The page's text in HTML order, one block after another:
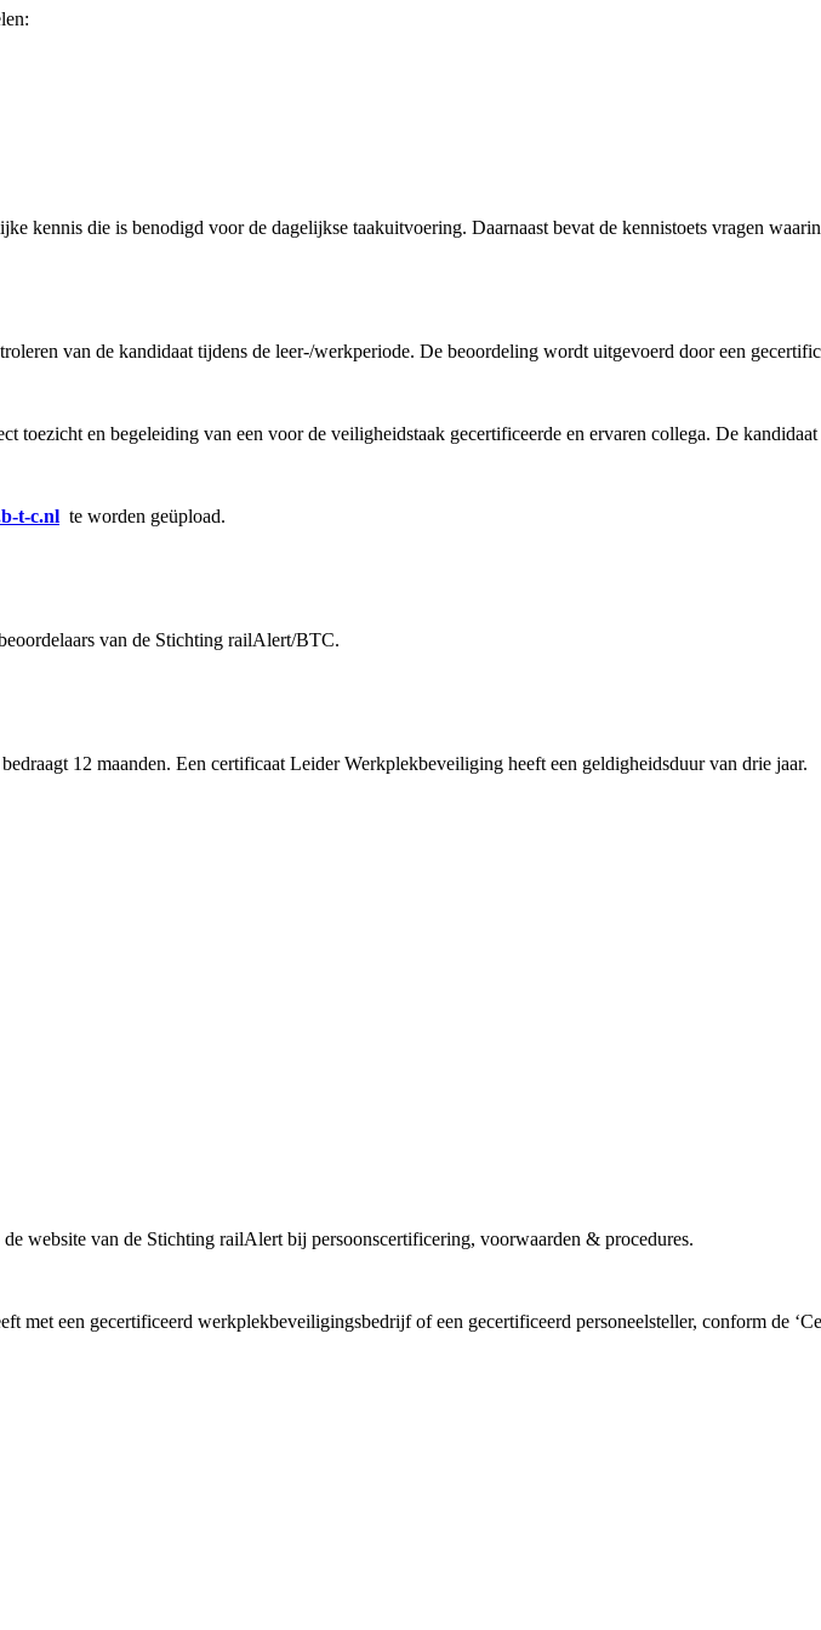
die is benodigd voor de dagelijkse taakuitvoering. Daarnaast bevat de kennistoets vragen
van de kandidaat tijdens de leer-/werkperiode. De beoordeling wordt uitgevoerd door een
en begeleiding van een voor de veiligheidstaak gecertificeerde en ervaren collega. De
t-c.nl te worden geüpload.
van de Stichting railAlert/BTC.
12 maanden. Een certificaat Leider Werkplekbeveiliging heeft een geldigheidsduur van drie jaar.
website van de Stichting railAlert bij persoonscertificering, voorwaarden & procedures.
met een gecertificeerd werkplekbeveiligingsbedrijf of een gecertificeerd personeelsteller, conform de